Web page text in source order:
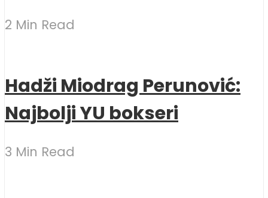
2 Min Read
Hadži Miodrag Perunović:
Najbolji YU bokseri
3 Min Read